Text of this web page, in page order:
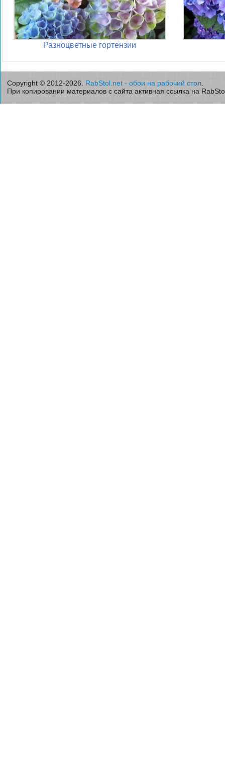
Разноцветные гортензии
Copyright © 2012-2026. RabStol.net - обои на рабочий стол
При копировании материалов с сайта активная ссылка на